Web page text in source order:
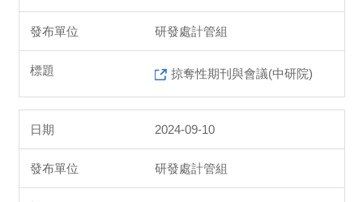
研發處計管組
掠奪性期刊與會議(中研院)
2024-09-10
研發處計管組